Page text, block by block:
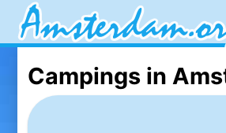
Campings in